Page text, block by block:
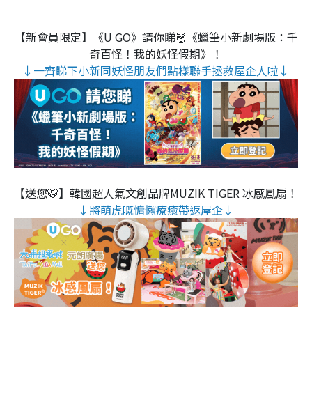
【新會員限定】《U GO》請你睇👹《蠟筆小新劇場版：千
奇百怪！我的妖怪假期》！
↓一齊睇下小新同妖怪朋友們點樣聯手拯救屋企人啦↓
【送您🐯】韓國超人氣文創品牌MUZIK TIGER 冰感風扇！
↓將萌虎嘅慵懶療癒帶返屋企↓